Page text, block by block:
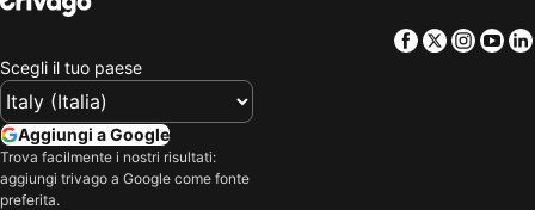
Relais Villa Prato
Agriturismo LA.TI.MI.DA.
La Tintoria Suites
Villa Fontana Relais Suite & Spa
Casa Munfra
Locanda Dell'Arzente
Villa Morneto
Facebook
Twitter
Scegli il tuo paese
Aggiungi a Google
Trova facilmente i nostri risultati:
aggiungi trivago a Google come fonte
preferita.